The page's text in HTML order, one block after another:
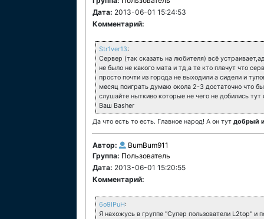
Дата: 2013-06-01 15:24:53
Комментарий:
Str1ver13:
Сервер (так сказать на любителя) всё
не было не какого мата и тд,а те кто плачут что
просто почти из города не выходили а сидели и
месяц поиграть думаю окола 2-3 достаточно что
слушайте ныткиво которые не чего не добились
Ваш Basher
Да что есть то есть. Главное народ! А он тут добрый
Автор:
BumBum911
Группа: Пользователь
Дата: 2013-06-01 15:20:55
Комментарий:
6o9IPuH:
Я нахожусь в группе "Супер пользователи L2top" и